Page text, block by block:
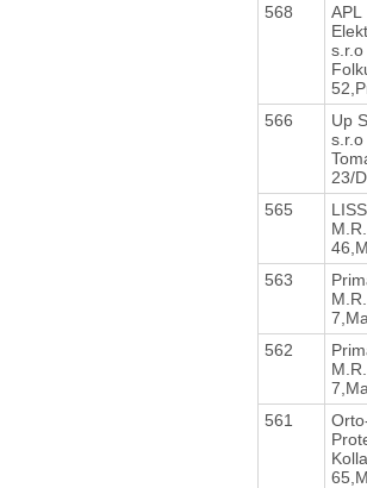
568
APL
s.r.o
566
Up
s.r.o
23/
565
563
562
561